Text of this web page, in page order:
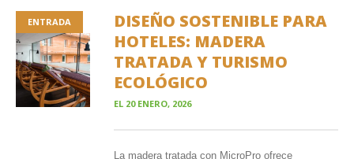
ENTRADA
DISEÑO SOSTENIBLE PARA
HOTELES: MADERA
TRATADA Y TURISMO
ECOLÓGICO
EL 20 ENERO, 2026
La madera tratada con MicroPro ofrece